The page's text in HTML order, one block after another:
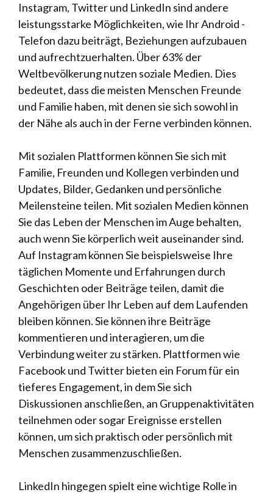
Instagram, Twitter und LinkedIn sind andere
leistungsstarke Möglichkeiten, wie Ihr Android -
Telefon dazu beiträgt, Beziehungen aufzubauen
und aufrechtzuerhalten. Über 63% der
Weltbevölkerung nutzen soziale Medien. Dies
bedeutet, dass die meisten Menschen Freunde
und Familie haben, mit denen sie sich sowohl in
der Nähe als auch in der Ferne verbinden können.
Mit sozialen Plattformen können Sie sich mit
Familie, Freunden und Kollegen verbinden und
Updates, Bilder, Gedanken und persönliche
Meilensteine ​​teilen. Mit sozialen Medien können
Sie das Leben der Menschen im Auge behalten,
auch wenn Sie körperlich weit auseinander sind.
Auf Instagram können Sie beispielsweise Ihre
täglichen Momente und Erfahrungen durch
Geschichten oder Beiträge teilen, damit die
Angehörigen über Ihr Leben auf dem Laufenden
bleiben können. Sie können ihre Beiträge
kommentieren und interagieren, um die
Verbindung weiter zu stärken. Plattformen wie
Facebook und Twitter bieten ein Forum für ein
tieferes Engagement, in dem Sie sich
Diskussionen anschließen, an Gruppenaktivitäten
teilnehmen oder sogar Ereignisse erstellen
können, um sich praktisch oder persönlich mit
Menschen zusammenzuschließen.
LinkedIn hingegen spielt eine wichtige Rolle in